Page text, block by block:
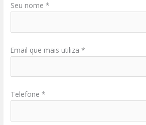
Seu nome *
Email que mais utiliza *
Telefone *